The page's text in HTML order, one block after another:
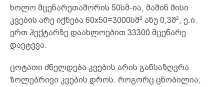
ხოლო მცენარეთაშორის 50სმ-ია, მაშინ მისი
კვების არე იქნება 60х50=3000სმ2 ანუ 0,3მ2 , ე.ი.
ერთ ჰექტარზე დაახლოებით 33300 მცენარე
დაეტევა.
ცოტათი ძნელდება კვების არის განსაზღვრა
ზოლებრივი კვების დროს. როგორც ცნობილია,